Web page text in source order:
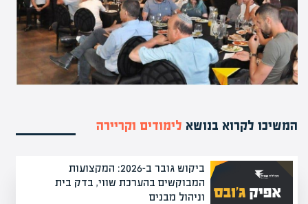
המשיכו לקרוא בנושא לימודים וקריירה
ביקוש גובר ב-2026: המקצועות
המבוקשים בהערכת שווי, בדק בית
וניהול מבנים